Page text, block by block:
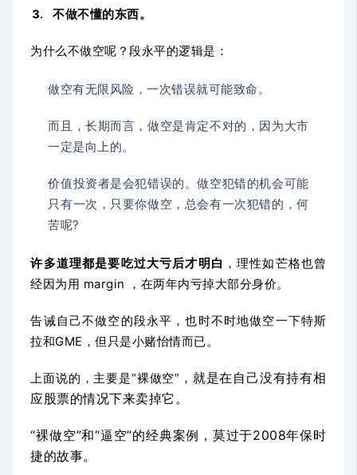
不做不懂的东西。
为什么不做空呢？段永平的逻辑是：
做空有无限风险，一次错误就可能致命。
而且，长期而言，做空是肯定不对的，因为大市
一定是向上的。
价值投资者是会犯错误的。做空犯错的机会可能
只有一次，只要你做空，总会有一次犯错的，何
苦呢?
许多道理都是要吃过大亏后才明白 ，理性如芒格也曾
经因为用 margin ，在两年内亏掉大部分身价。
告诫自己不做空的段永平，也时不时地做空一下特斯
拉和GME，但只是小赌怡情而已。
上面说的，主要是“裸做空”， 就是在自己没有持有相
应股票的情况下来卖掉它。
“裸做空”和“逼空”的经典案例，莫过于2008年保时
捷的故事。